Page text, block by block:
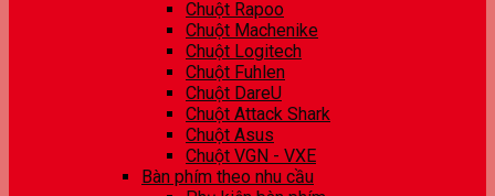
Chuột Rapoo
Chuột Machenike
Chuột Logitech
Chuột Fuhlen
Chuột DareU
Chuột Attack Shark
Chuột Asus
Chuột VGN - VXE
Bàn phím theo nhu cầu